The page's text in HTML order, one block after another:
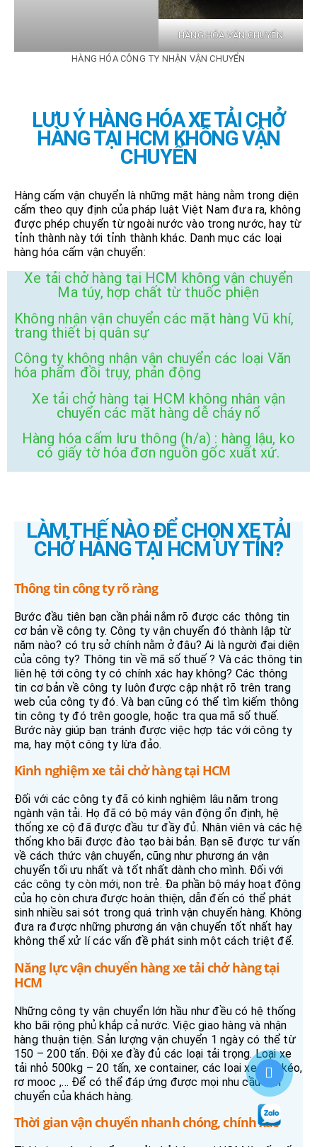
HÀNG HÓA VẬN CHUYỂN
HÀNG HÓA CÔNG TY NHẬN VẬN CHUYỂN
LƯU Ý HÀNG HÓA XE TẢI CHỞ
HÀNG TẠI HCM KHÔNG VẬN
CHUYỂN
Hàng cấm vận chuyển là những mặt hàng nằm trong diện
cấm theo quy định của pháp luật Việt Nam đưa ra, không
được phép chuyển từ ngoài nước vào trong nước, hay từ
tỉnh thành này tới tỉnh thành khác. Danh mục các loại
hàng hóa cấm vận chuyển:
Xe tải chở hàng tại HCM không vận chuyển
Ma túy, hợp chất từ thuốc phiện
Không nhận vận chuyển các mặt hàng Vũ khí,
trang thiết bị quân sự
Công ty không nhận vận chuyển các loại Văn
hóa phẩm đồi trụy, phản động
Xe tải chở hàng tại HCM không nhân vận
chuyển các mặt hàng dễ cháy nổ
Hàng hóa cấm lưu thông (h/a) : hàng lậu, ko
có giấy tờ hóa đơn nguồn gốc xuất xứ.
LÀM THẾ NÀO ĐỂ CHỌN XE TẢI
CHỞ HÀNG TẠI HCM UY TÍN?
Thông tin công ty rõ ràng
Bước đầu tiên bạn cần phải nắm rõ được các thông tin
cơ bản về công ty. Công ty vận chuyển đó thành lập từ
năm nào? có trụ sở chính nằm ở đâu? Ai là người đại diện
của công ty? Thông tin về mã số thuế ? Và các thông tin
liên hệ tới công ty có chính xác hay không? Các thông
tin cơ bản về công ty luôn được cập nhật rõ trên trang
web của công ty đó. Và bạn cũng có thể tìm kiếm thông
tin công ty đó trên google, hoặc tra qua mã số thuế.
Bước này giúp bạn tránh được việc hợp tác với công ty
ma, hay một công ty lừa đảo.
Kinh nghiệm xe tải chở hàng tại HCM
Đối với các công ty đã có kinh nghiệm lâu năm trong
ngành vận tải. Họ đã có bộ máy vận động ổn định, hệ
thống xe cộ đã được đầu tư đầy đủ. Nhân viên và các hệ
thống kho bãi được đào tạo bài bản. Bạn sẽ được tư vấn
về cách thức vận chuyển, cũng như phương án vận
chuyển tối ưu nhất và tốt nhất dành cho mình. Đối với
các công ty còn mới, non trẻ. Đa phần bộ máy hoạt động
của họ còn chưa được hoàn thiện, dẫn đến có thể phát
sinh nhiều sai sót trong quá trình vận chuyển hàng. Không
đưa ra được những phương án vận chuyển tốt nhất hay
không thể xử lí các vấn đề phát sinh một cách triệt để.
Năng lực vận chuyển hàng xe tải chở hàng tại
HCM
Những công ty vận chuyển lớn hầu như đều có hệ thống
kho bãi rộng phủ khắp cả nước. Việc giao hàng và nhận
hàng thuận tiện. Sản lượng vận chuyển 1 ngày có thể từ
150 – 200 tấn. Đội xe đầy đủ các loại tải trọng. Loại xe
tải nhỏ 500kg – 20 tấn, xe container, các loại xe đầu kéo,
rơ mooc ,… Để có thể đáp ứng được mọi nhu cầu vận
chuyển của khách hàng.
Thời gian vận chuyển nhanh chóng, chính xác